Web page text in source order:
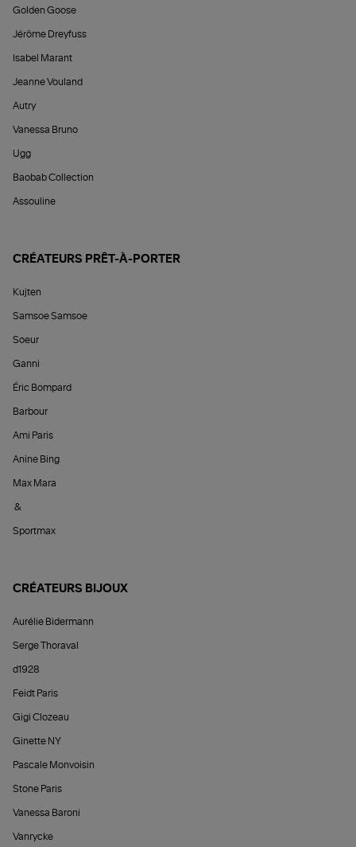
Golden Goose
Jérôme Dreyfuss
Isabel Marant
Jeanne Vouland
Autry
Vanessa Bruno
Ugg
Baobab Collection
Assouline
CRÉATEURS PRÊT-À-PORTER
Kujten
Samsoe Samsoe
Soeur
Ganni
Éric Bompard
Barbour
Ami Paris
Anine Bing
Max Mara
&
Sportmax
CRÉATEURS BIJOUX
Aurélie Bidermann
Serge Thoraval
d1928
Feidt Paris
Gigi Clozeau
Ginette NY
Pascale Monvoisin
Stone Paris
Vanessa Baroni
Vanrycke